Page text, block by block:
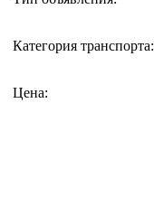
Категория транспорта:
Цена: